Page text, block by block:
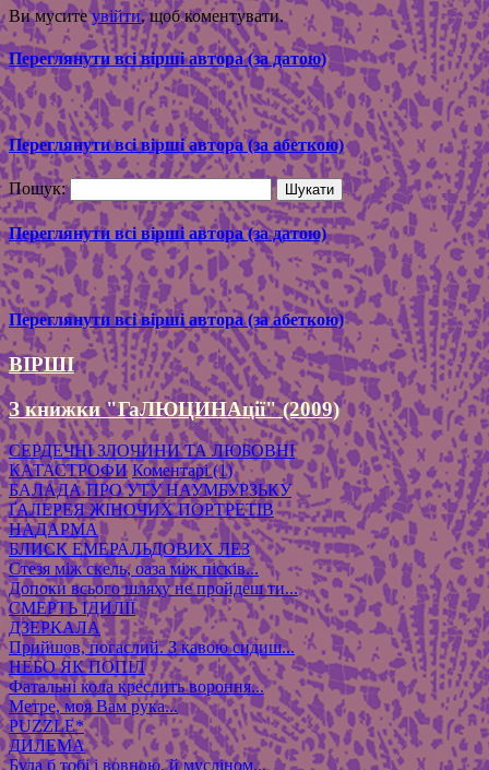
Ви муситеувійти, щоб коментувати.
Переглянути всі вірші автора (за датою)
Переглянути всі вірші автора (за абеткою)
Пошук:
Переглянути всі вірші автора (за датою)
Переглянути всі вірші автора (за абеткою)
ВІРШІ
З книжки "ГаЛЮЦИНАції" (2009)
СЕРДЕЧНІ ЗЛОЧИНИ ТА ЛЮБОВНІ
КАТАСТРОФИ Коментарі (1)
БАЛАДА ПРО УТУ НАУМБУРЗЬКУ
ҐАЛЕРЕЯ ЖІНОЧИХ ПОРТРЕТІВ
НАДАРМА
БЛИСК ЕМЕРАЛЬДОВИХ ЛЕЗ
Стезя між скель, оаза між пісків...
Допоки всього шляху не пройдеш ти...
СМЕРТЬ ІДИЛІЇ
ДЗЕРКАЛА
Прийшов, погаслий. З кавою сидиш...
НЕБО ЯК ПОПІЛ
Фатальні кола креслить вороння...
Метре, моя Вам рука...
PUZZLE*
ДИЛЕМА
Була б тобі і вовною, й мусліном...